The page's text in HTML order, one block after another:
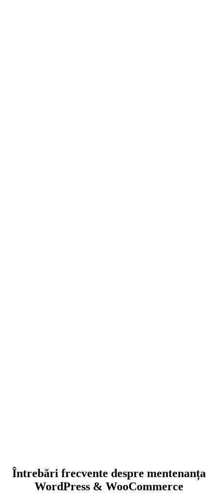
Întrebări frecvente despre mentenanța
WordPress & WooCommerce